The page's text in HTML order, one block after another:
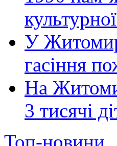
У
гасіння
На
3 тисячі